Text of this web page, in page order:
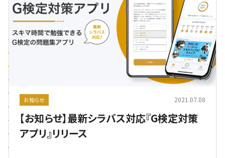
お知らせ 2021.07.08
【お知らせ】最新シラバス対応『G検定対策
アプリ』リリース